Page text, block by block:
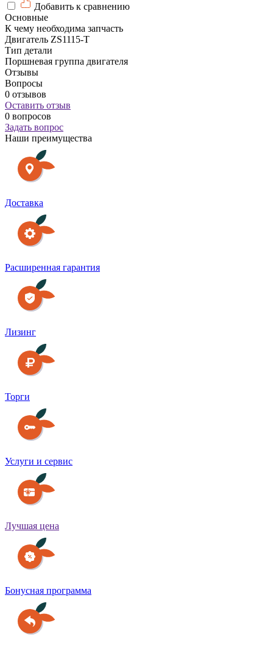
Добавить к сравнению
Основные
К чему необходима запчасть
Двигатель ZS1115-T
Тип детали
Поршневая группа двигателя
Отзывы
Вопросы
0 отзывов
Оставить отзыв
0 вопросов
Задать вопрос
Наши преимущества
Доставка
Расширенная гарантия
Лизинг
Торги
Услуги и сервис
Лучшая цена
Бонусная программа